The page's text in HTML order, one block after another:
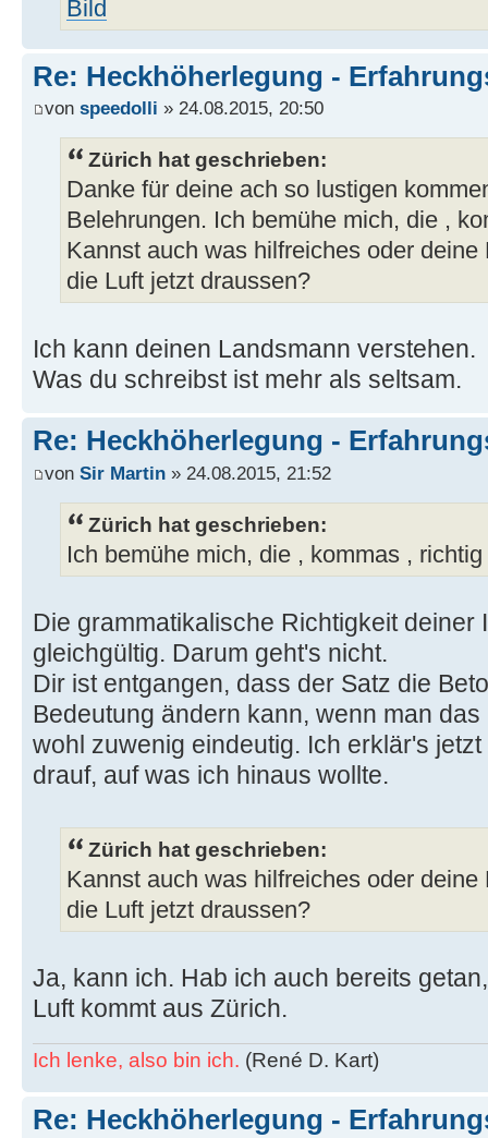
Re: Heckhöherlegung -
von speedolli » 24.08.2015, 20:50
Zürich hat geschrieben:
Danke für deine ach so lustigen
Belehrungen. Ich bemühe mich, die ,
Kannst auch was hilfreiches oder
die Luft jetzt draussen?
Ich kann deinen Landsmann verstehen.
Was du schreibst ist mehr als seltsam.
Re: Heckhöherlegung -
von Sir Martin » 24.08.2015, 21:52
Zürich hat geschrieben:
Ich bemühe mich, die , kommas ,
Die grammatikalische Richtigkeit deiner
gleichgültig. Darum geht's nicht.
Dir ist entgangen, dass der Satz die
Bedeutung ändern kann, wenn man
wohl zuwenig eindeutig. Ich erklär's
drauf, auf was ich hinaus wollte.
Zürich hat geschrieben:
Kannst auch was hilfreiches oder
die Luft jetzt draussen?
Ja, kann ich. Hab ich auch bereits
Luft kommt aus Zürich.
Ich lenke, also bin ich. (René D. Kart)
Re: Heckhöherlegung -